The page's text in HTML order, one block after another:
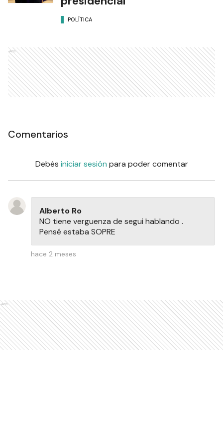
POLÍTICA
Ads
Comentarios
Debés iniciar sesión para poder comentar
Alberto Ro
NO tiene verguenza de segui hablando .
Pensé estaba SOPRE
hace 2 meses
Ads